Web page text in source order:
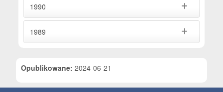
1990
1989
Opublikowane:2024-06-21